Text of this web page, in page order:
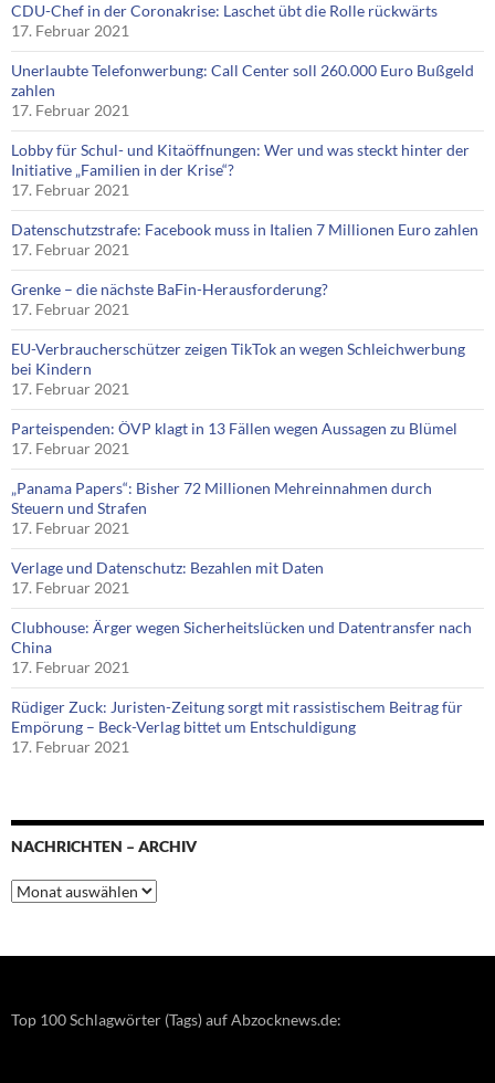
CDU-Chef in der Coronakrise: Laschet übt die Rolle rückwärts
17. Februar 2021
Unerlaubte Telefonwerbung: Call Center soll 260.000 Euro Bußgeld
zahlen
17. Februar 2021
Lobby für Schul- und Kitaöffnungen: Wer und was steckt hinter der
Initiative „Familien in der Krise“?
17. Februar 2021
Datenschutzstrafe: Facebook muss in Italien 7 Millionen Euro zahlen
17. Februar 2021
Grenke – die nächste BaFin-Herausforderung?
17. Februar 2021
EU-Verbraucherschützer zeigen TikTok an wegen Schleichwerbung
bei Kindern
17. Februar 2021
Parteispenden: ÖVP klagt in 13 Fällen wegen Aussagen zu Blümel
17. Februar 2021
„Panama Papers“: Bisher 72 Millionen Mehreinnahmen durch
Steuern und Strafen
17. Februar 2021
Verlage und Datenschutz: Bezahlen mit Daten
17. Februar 2021
Clubhouse: Ärger wegen Sicherheitslücken und Datentransfer nach
China
17. Februar 2021
Rüdiger Zuck: Juristen-Zeitung sorgt mit rassistischem Beitrag für
Empörung – Beck-Verlag bittet um Entschuldigung
17. Februar 2021
NACHRICHTEN – ARCHIV
Nachrichten
–
Top 100 Schlagwörter (Tags) auf Abzocknews.de: